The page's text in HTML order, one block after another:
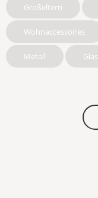
Großeltern
Wohnaccessoires
Metall Glas